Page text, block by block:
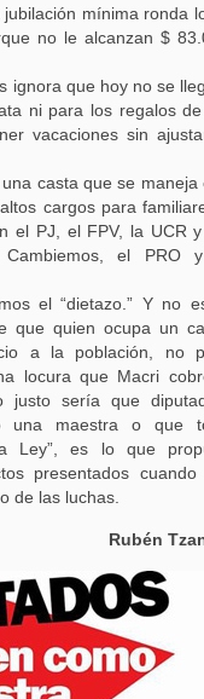
mínima ronda
no le alcanzan $
ignora que hoy no se
ni para los regalos
vacaciones sin
casta que se maneja
cargos para
el PJ, el FPV, la UCR
Cambiemos, el PRO
el “dietazo.” Y no
que quien ocupa un
a la población, no
locura que Macri
justo sería que
una maestra o que
Ley”, es lo que
presentados cuando
de las luchas.
Rubén